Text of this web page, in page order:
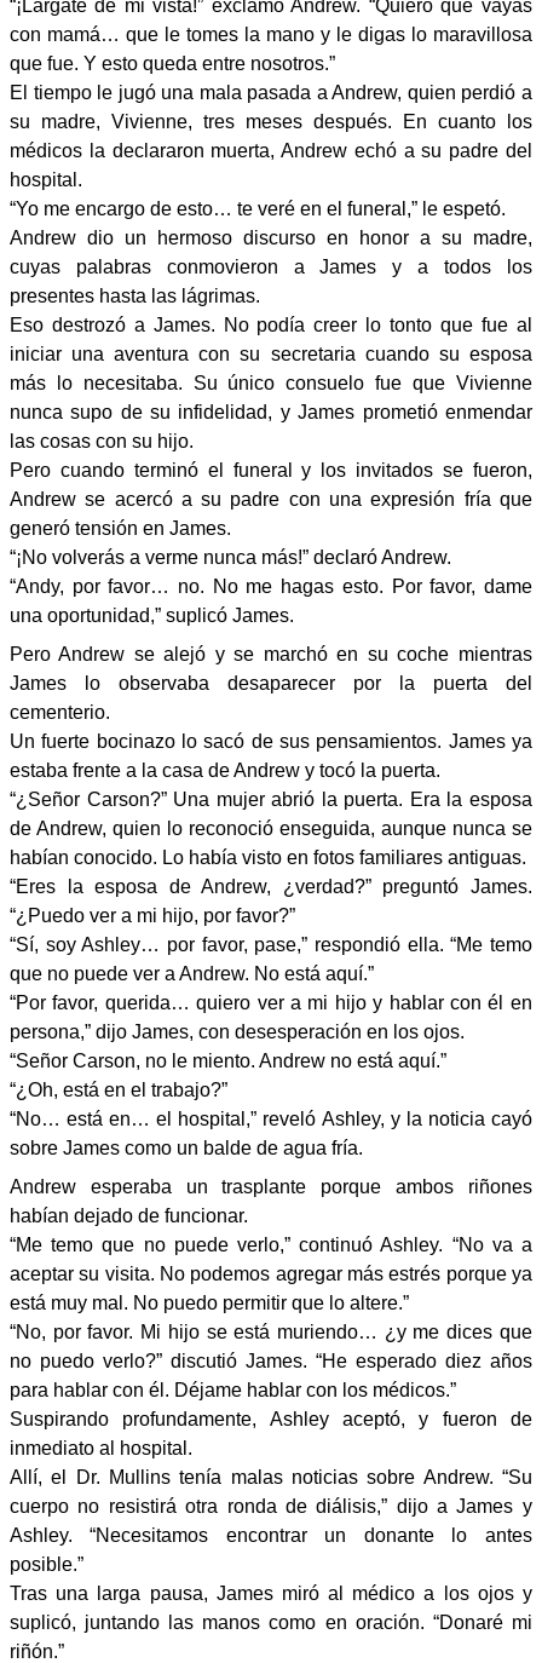
“¡Lárgate de mi vista!” exclamó Andrew. “Quiero que vayas
con mamá… que le tomes la mano y le digas lo maravillosa
que fue. Y esto queda entre nosotros.”
El tiempo le jugó una mala pasada a Andrew, quien perdió a
su madre, Vivienne, tres meses después. En cuanto los
médicos la declararon muerta, Andrew echó a su padre del
hospital.
“Yo me encargo de esto… te veré en el funeral,” le espetó.
Andrew dio un hermoso discurso en honor a su madre,
cuyas palabras conmovieron a James y a todos los
presentes hasta las lágrimas.
Eso destrozó a James. No podía creer lo tonto que fue al
iniciar una aventura con su secretaria cuando su esposa
más lo necesitaba. Su único consuelo fue que Vivienne
nunca supo de su infidelidad, y James prometió enmendar
las cosas con su hijo.
Pero cuando terminó el funeral y los invitados se fueron,
Andrew se acercó a su padre con una expresión fría que
generó tensión en James.
“¡No volverás a verme nunca más!” declaró Andrew.
“Andy, por favor… no. No me hagas esto. Por favor, dame
una oportunidad,” suplicó James.
Pero Andrew se alejó y se marchó en su coche mientras
James lo observaba desaparecer por la puerta del
cementerio.
Un fuerte bocinazo lo sacó de sus pensamientos. James ya
estaba frente a la casa de Andrew y tocó la puerta.
“¿Señor Carson?” Una mujer abrió la puerta. Era la esposa
de Andrew, quien lo reconoció enseguida, aunque nunca se
habían conocido. Lo había visto en fotos familiares antiguas.
“Eres la esposa de Andrew, ¿verdad?” preguntó James.
“¿Puedo ver a mi hijo, por favor?”
“Sí, soy Ashley… por favor, pase,” respondió ella. “Me temo
que no puede ver a Andrew. No está aquí.”
“Por favor, querida… quiero ver a mi hijo y hablar con él en
persona,” dijo James, con desesperación en los ojos.
“Señor Carson, no le miento. Andrew no está aquí.”
“¿Oh, está en el trabajo?”
“No… está en… el hospital,” reveló Ashley, y la noticia cayó
sobre James como un balde de agua fría.
Andrew esperaba un trasplante porque ambos riñones
habían dejado de funcionar.
“Me temo que no puede verlo,” continuó Ashley. “No va a
aceptar su visita. No podemos agregar más estrés porque ya
está muy mal. No puedo permitir que lo altere.”
“No, por favor. Mi hijo se está muriendo… ¿y me dices que
no puedo verlo?” discutió James. “He esperado diez años
para hablar con él. Déjame hablar con los médicos.”
Suspirando profundamente, Ashley aceptó, y fueron de
inmediato al hospital.
Allí, el Dr. Mullins tenía malas noticias sobre Andrew. “Su
cuerpo no resistirá otra ronda de diálisis,” dijo a James y
Ashley. “Necesitamos encontrar un donante lo antes
posible.”
Tras una larga pausa, James miró al médico a los ojos y
suplicó, juntando las manos como en oración. “Donaré mi
riñón.”